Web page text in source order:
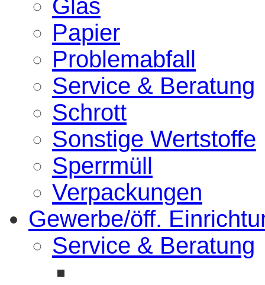
Glas
Papier
Problemabfall
Service & Beratung
Schrott
Sonstige Wertstoffe
Sperrmüll
Verpackungen
Gewerbe/öff.
Service & Beratung